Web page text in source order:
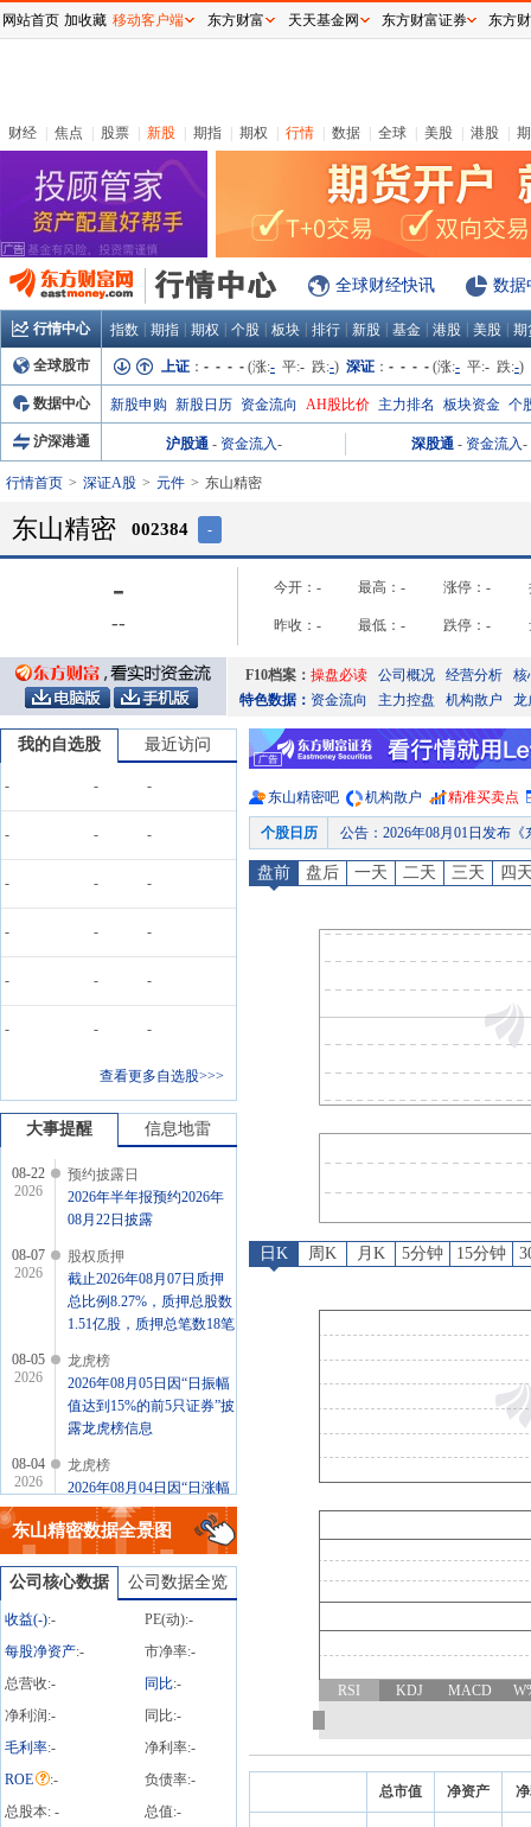
财经 焦点 股票 新股 期指 期权 行情 数据 全球 美股 港股
全球财经快讯 数据
行情中心 指数 期指 期权 个股 板块 排行 新股 基金 港股 美股 期
全球股市 上证 ： - - - - (涨:- 平:- 跌:-) 深证 ： - - - - (涨:- 平:- 跌:-)
数据中心 新股申购 新股日历 资金流向 AH股比价 主力排名 板块资金 个
沪深港通 沪股通 - 资金流入- 深股通 - 资金流入-
行情首页 深证A股 元件 东山精密
东山精密 002384 -
-
--
今开： - 最高： - 涨停： -
昨收： - 最低： - 跌停： -
F10档案： 操盘必读 公司概况 经营分析
核
特色数据： 资金流向 主力控盘 机构散户 龙
我的自选股 最近访问
- - -
- - -
- - -
- - -
- - -
- - -
查看更多自选股>>>
大事提醒 信息地雷
08-22
2026
预约披露日
2026年半年报预约2026年
08月22日披露
08-07
2026
股权质押
截止2026年08月07日质押
总比例8.27%，质押总股数
1.51亿股，质押总笔数18笔
08-05
2026
龙虎榜
2026年08月05日因“日振幅
值达到15%的前5只证券”披
露龙虎榜信息
08-04
2026
龙虎榜
2026年08月04日因“日涨幅
偏离值达到7%的前5只证
券”披露龙虎榜信息
东山精密数据全景图
公司核心数据 公司数据全览
收益(-):- PE(动):-
每股净资产:- 市净率:-
总营收:- 同比:-
净利润:- 同比:-
毛利率:- 净利率:-
ROE
:- 负债率:-
总股本: - 总值:-
东山精密吧 机构散户 精准买卖点
个股日历 公告 ： 2026年08月01日发布
股权质押：截止2026年07月31
大宗交易：2026年07月29日
股权质押 ：截止2026年07月24
预约披露日：2026年半年报预
股权质押 ：截止2026年08月07
龙虎榜：2026年08月04日因“
盘前 盘后 一天 二天 三天 四
日K 周K 月K 5分钟 15分钟
RSI KDJ MACD
总市值 净资产
网站首页 加收藏 移动客户端 东方财富 天天基金网 东方财富证券 东方